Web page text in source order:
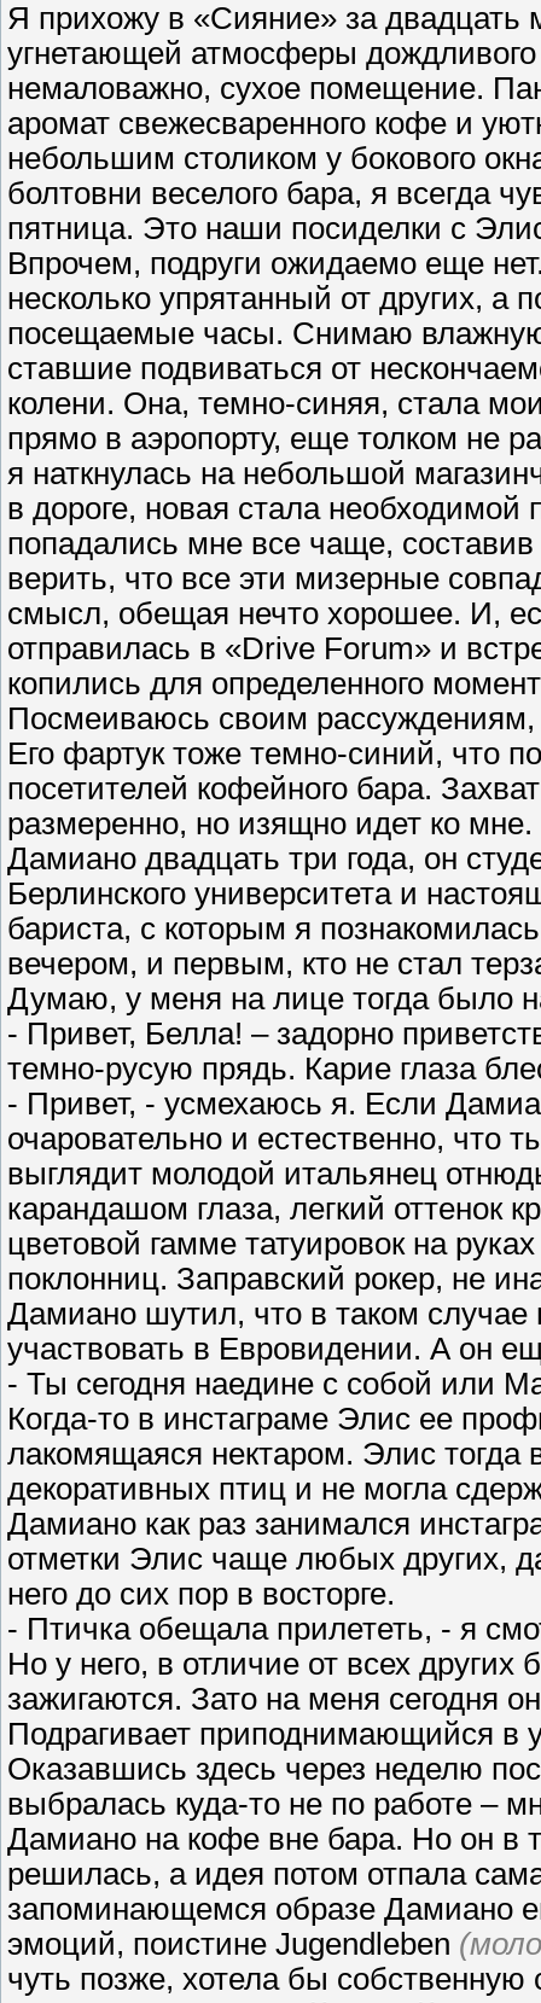
Я прихожу в «Сияние» за двадцать
угнетающей атмосферы
немаловажно, сухое помещение.
аромат свежесваренного кофе и
небольшим столиком у бокового
болтовни веселого бара, я всегда
пятница. Это наши посиделки с
Впрочем, подруги ожидаемо еще
несколько упрятанный от других,
посещаемые часы. Снимаю влажную
ставшие подвиваться от
колени. Она, темно-синяя, стала
прямо в аэропорту, еще толком не
я наткнулась на небольшой
в дороге, новая стала
попадались мне все чаще,
верить, что все эти мизерные
смысл, обещая нечто хорошее. И,
отправилась в «Drive Forum» и
копились для определенного
Посмеиваюсь своим
Его фартук тоже темно-синий, что
посетителей кофейного бара.
размеренно, но изящно идет ко
Дамиано двадцать три года, он
Берлинского университета и
бариста, с которым я
вечером, и первым, кто не стал
Думаю, у меня на лице тогда было
- Привет, Белла! – задорно
темно-русую прядь. Карие глаза
- Привет, - усмехаюсь я. Если
очаровательно и естественно, что
выглядит молодой итальянец
карандашом глаза, легкий оттенок
цветовой гамме татуировок на
поклонниц. Заправский рокер, не
Дамиано шутил, что в таком
участвовать в Евровидении. А он
- Ты сегодня наедине с собой или
Когда-то в инстаграме Элис ее
лакомящаяся нектаром. Элис тогда
декоративных птиц и не могла
Дамиано как раз занимался
отметки Элис чаще любых других,
него до сих пор в восторге.
- Птичка обещала прилететь, - я
Но у него, в отличие от всех
зажигаются. Зато на меня сегодня
Подрагивает приподнимающийся в
Оказавшись здесь через неделю
выбралась куда-то не по работе –
Дамиано на кофе вне бара. Но он в
решилась, а идея потом отпала
запоминающемся образе Дамиано
эмоций, поистине Jugendleben
чуть позже, хотела бы